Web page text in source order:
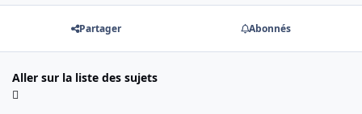
Partager Abonnés
Aller sur la liste des sujets